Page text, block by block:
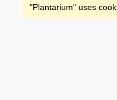
"Plantarium" uses